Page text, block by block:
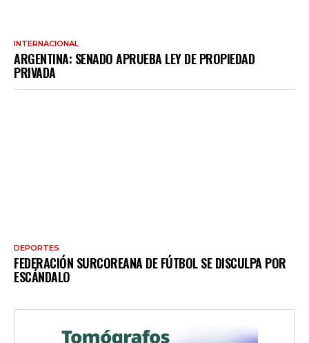
INTERNACIONAL
ARGENTINA: SENADO APRUEBA LEY DE PROPIEDAD
PRIVADA
DEPORTES
FEDERACIÓN SURCOREANA DE FÚTBOL SE DISCULPA POR
ESCÁNDALO